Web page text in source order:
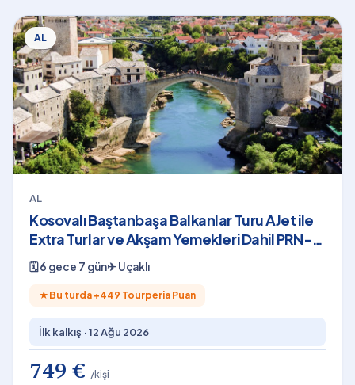
AL
AL
Kosovalı Baştanbaşa Balkanlar Turu AJet ile
Extra Turlar ve Akşam Yemekleri Dahil PRN-
SKP
🗓6 gece 7 gün✈Uçaklı
★ Bu turda +449 Tourperia Puan
İlk kalkış ·12 Ağu 2026
749 € /kişi